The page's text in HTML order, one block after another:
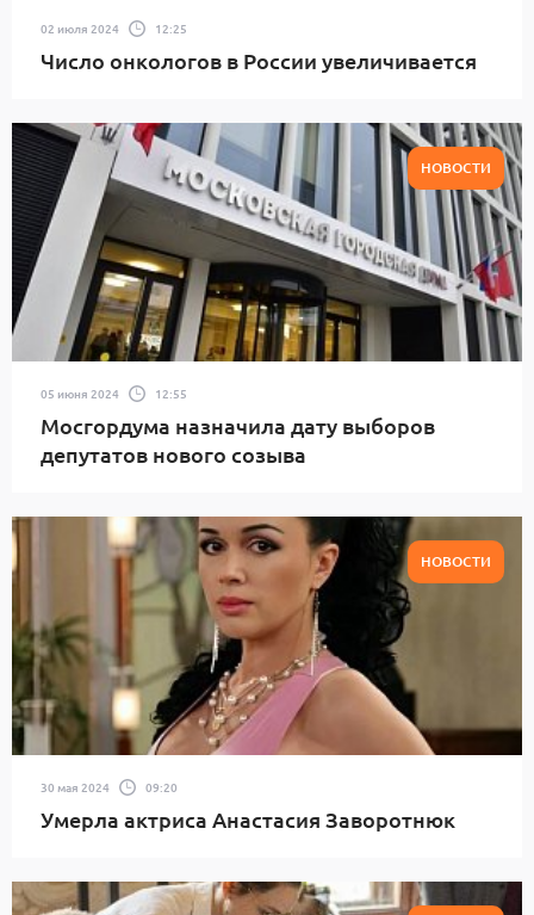
02 июля 2024 12:25
Число онкологов в России увеличивается
НОВОСТИ
05 июня 2024 12:55
Мосгордума назначила дату выборов
депутатов нового созыва
НОВОСТИ
30 мая 2024 09:20
Умерла актриса Анастасия Заворотнюк